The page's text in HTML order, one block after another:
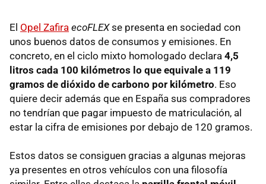
El Opel Zafira ecoFLEXse presenta en sociedad con
unos buenos datos de consumos y emisiones. En
concreto, en el ciclo mixto homologado declara 4,5
litros cada 100 kilómetros lo que equivale a 119
gramos de dióxido de carbono por kilómetro. Eso
quiere decir además que en España sus compradores
no tendrían que pagar impuesto de matriculación, al
estar la cifra de emisiones por debajo de 120 gramos.
Estos datos se consiguen gracias a algunas mejoras
ya presentes en otros vehículos con una filosofía